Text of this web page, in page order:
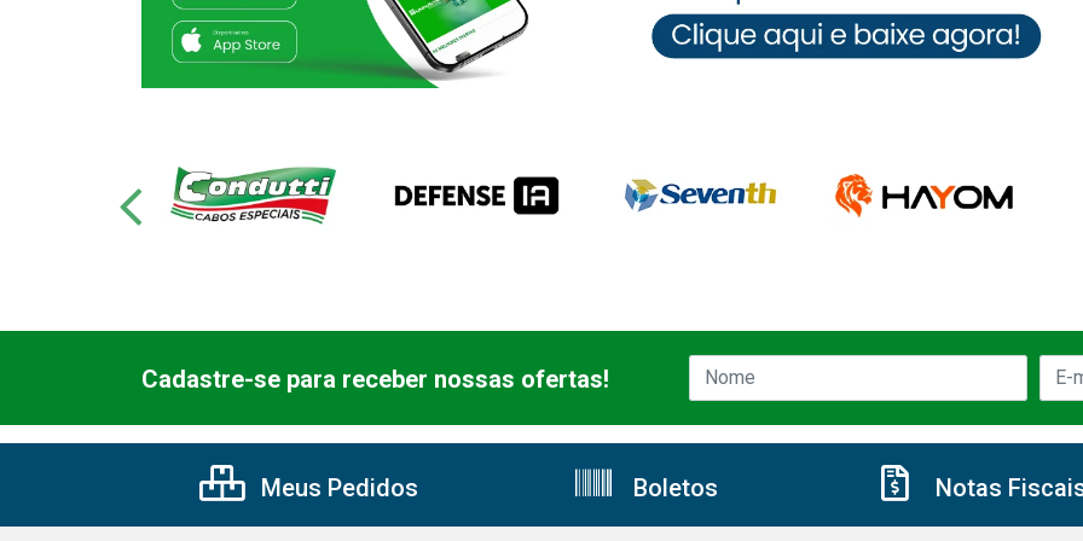
Cadastre-se para receber nossas ofertas!
Meus Pedidos Boletos Notas